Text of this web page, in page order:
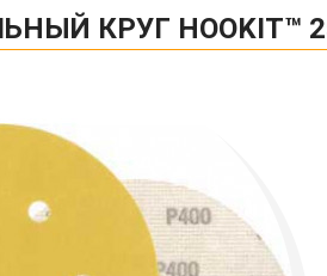
КРУГ HOOKIT™